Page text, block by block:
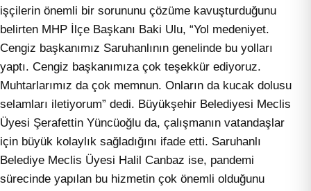
işçilerin önemli bir sorununu çözüme kavuşturduğunu
belirten MHP İlçe Başkanı Baki Ulu, “Yol medeniyet.
Cengiz başkanımız Saruhanlının genelinde bu yolları
yaptı. Cengiz başkanımıza çok teşekkür ediyoruz.
Muhtarlarımız da çok memnun. Onların da kucak dolusu
selamları iletiyorum” dedi. Büyükşehir Belediyesi Meclis
Üyesi Şerafettin Yüncüoğlu da, çalışmanın vatandaşlar
için büyük kolaylık sağladığını ifade etti. Saruhanlı
Belediye Meclis Üyesi Halil Canbaz ise, pandemi
sürecinde yapılan bu hizmetin çok önemli olduğunu